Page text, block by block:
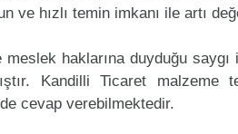
ve hızlı temin imkanı ile artı
haklarına duyduğu
Kandilli Ticaret malzeme
cevap verebilmektedir.